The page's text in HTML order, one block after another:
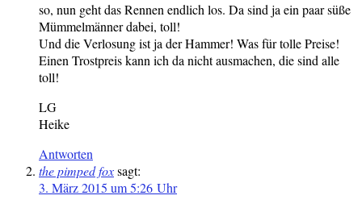
so, nun geht das Rennen endlich los. Da sind ja ein paar süße
Mümmelmänner dabei, toll!
Und die Verlosung ist ja der Hammer! Was für tolle Preise!
Einen Trostpreis kann ich da nicht ausmachen, die sind alle
toll!
LG
Heike
Antworten
the pimped foxsagt:
3. März 2015 um 5:26 Uhr